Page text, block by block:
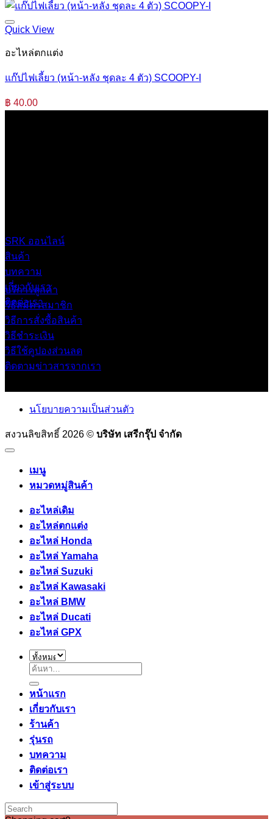
Quick View
อะไหล่ตกแต่ง
แก๊ปไฟเลี้ยว (หน้า-หลัง ชุดละ 4 ตัว) SCOOPY-I
฿ 40.00
SRK ออนไลน์
สินค้า
บทความ
เกี่ยวกับเรา
ติดต่อเรา
บริการลูกค้า
วิธีสมัครสมาชิก
วิธีการสั่งซื้อสินค้า
วิธีชำระเงิน
วิธีใช้คูปองส่วนลด
ติดตามข่าวสารจากเรา
นโยบายความเป็นส่วนตัว
สงวนลิขสิทธิ์ 2026 © บริษัท เสรีกรุ๊ป จำกัด
เมนู
หมวดหมู่สินค้า
อะไหล่เดิม
อะไหล่ตกแต่ง
อะไหล่ Honda
อะไหล่ Yamaha
อะไหล่ Suzuki
อะไหล่ Kawasaki
อะไหล่ BMW
อะไหล่ Ducati
อะไหล่ GPX
ค้นหา:
หน้าแรก
เกี่ยวกับเรา
ร้านค้า
รุ่นรถ
บทความ
ติดต่อเรา
เข้าสู่ระบบ